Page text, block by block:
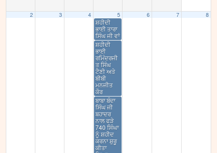
2 3 4 5
ਸ਼ਹੀਦੀ
ਭਾਈ ਤਾਰਾ
ਸਿੰਘ ਜੀ ਵਾਂ
ਸ਼ਹੀਦੀ
ਭਾਈ
ਰਮਿੰਦਰਜੀ
ਤ ਸਿੰਘ
ਟੈਣੀ ਅਤੇ
ਬੀਬੀ
ਮਨਜੀਤ
ਕੌਰ
ਬਾਬਾ ਬੰਦਾ
ਸਿੰਘ ਜੀ
ਬਹਾਦਰ
ਨਾਲ ਫੜੇ
740 ਸਿੰਘਾ
ਨੂੰ ਸ਼ਹੀਦ
ਕਰਨਾ ਸ਼ੁਰੂ
ਕੀਤਾ
6 7 8